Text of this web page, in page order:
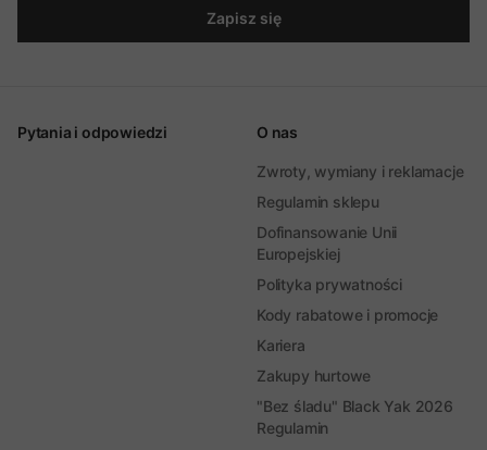
Zapisz się
Pytania i odpowiedzi O nas
Zwroty, wymiany i reklamacje
Regulamin sklepu
Dofinansowanie Unii
Europejskiej
Polityka prywatności
Kody rabatowe i promocje
Kariera
Zakupy hurtowe
"Bez śladu" Black Yak 2026
Regulamin